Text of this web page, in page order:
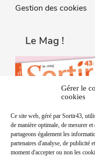
Gérer le
cookies
Ce site web, géré par Sortir43,
de manière optimale, de mesurer
partageons également les
partenaires d'analyse, de publicité
moment d'accepter ou non les
Gestion des cookies
Le Mag !